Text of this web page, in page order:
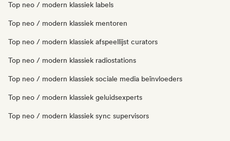
Top neo / modern klassiek labels
Top neo / modern klassiek mentoren
Top neo / modern klassiek afspeellijst curators
Top neo / modern klassiek radiostations
Top neo / modern klassiek sociale media beïnvloeders
Top neo / modern klassiek geluidsexperts
Top neo / modern klassiek sync supervisors